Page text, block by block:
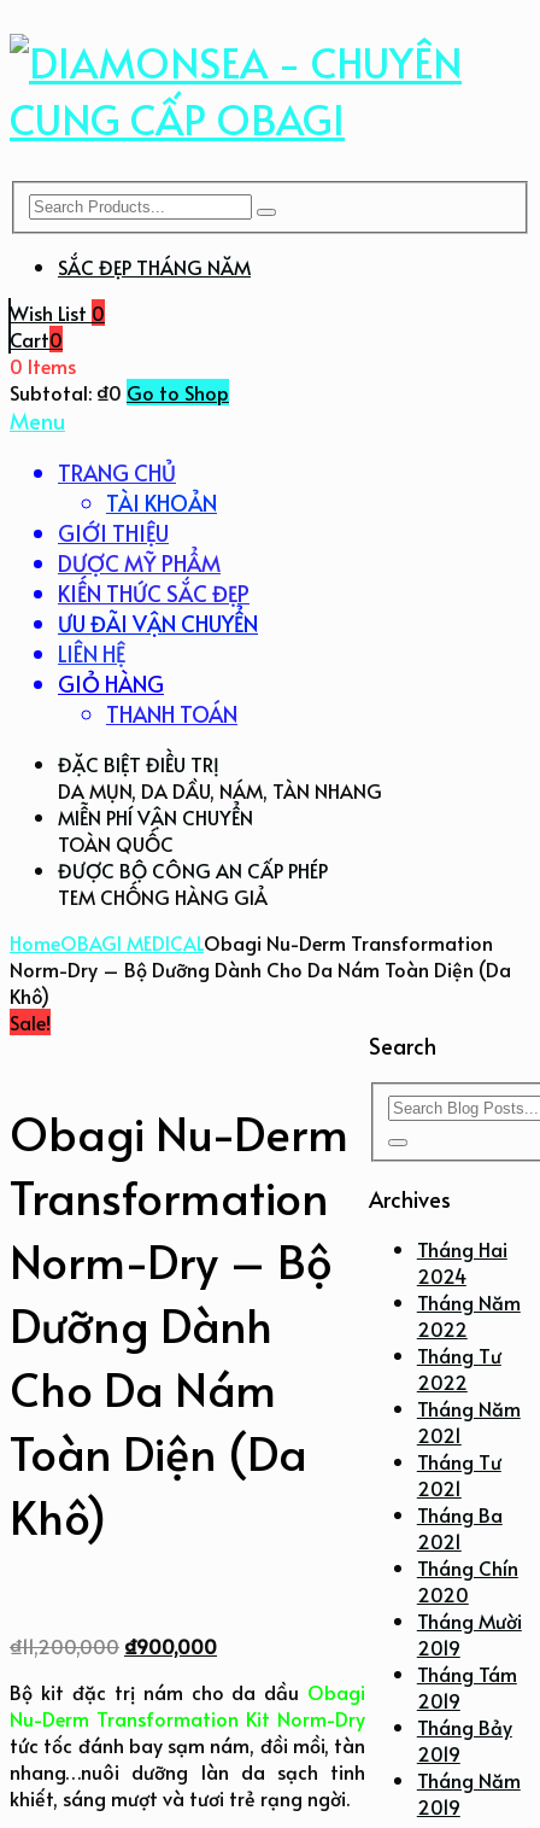
SẮC ĐẸP THÁNG NĂM
Wish List 0
Cart0
0 Items
Subtotal: ₫0 Go to Shop
Menu
TRANG CHỦ
TÀI KHOẢN
GIỚI THIỆU
DƯỢC MỸ PHẨM
KIẾN THỨC SẮC ĐẸP
ƯU ĐÃI VẬN CHUYỂN
LIÊN HỆ
GIỎ HÀNG
THANH TOÁN
ĐẶC BIỆT ĐIỀU TRỊ
DA MỤN, DA DẦU, NÁM, TÀN NHANG
MIỄN PHÍ VẬN CHUYỂN
TOÀN QUỐC
ĐƯỢC BỘ CÔNG AN CẤP PHÉP
TEM CHỐNG HÀNG GIẢ
HomeOBAGI MEDICALObagi Nu-Derm Transformation
Norm-Dry – Bộ Dưỡng Dành Cho Da Nám Toàn Diện (Da
Khô)
Sale!
Obagi Nu-Derm
Transformation
Norm-Dry – Bộ
Dưỡng Dành
Cho Da Nám
Toàn Diện (Da
Khô)
₫11,200,000 ₫900,000
Bộ kit đặc trị nám cho da dầu Obagi
Nu-Derm Transformation Kit Norm-Dry
tức tốc đánh bay sạm nám, đồi mồi, tàn
nhang…nuôi dưỡng làn da sạch tinh
khiết, sáng mượt và tươi trẻ rạng ngời.
Search
Archives
Tháng Hai
2024
Tháng Năm
2022
Tháng Tư
2022
Tháng Năm
2021
Tháng Tư
2021
Tháng Ba
2021
Tháng Chín
2020
Tháng Mười
2019
Tháng Tám
2019
Tháng Bảy
2019
Tháng Năm
2019